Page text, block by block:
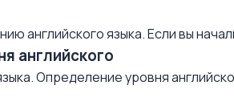
английского языка. Если вы
английского
Определение уровня